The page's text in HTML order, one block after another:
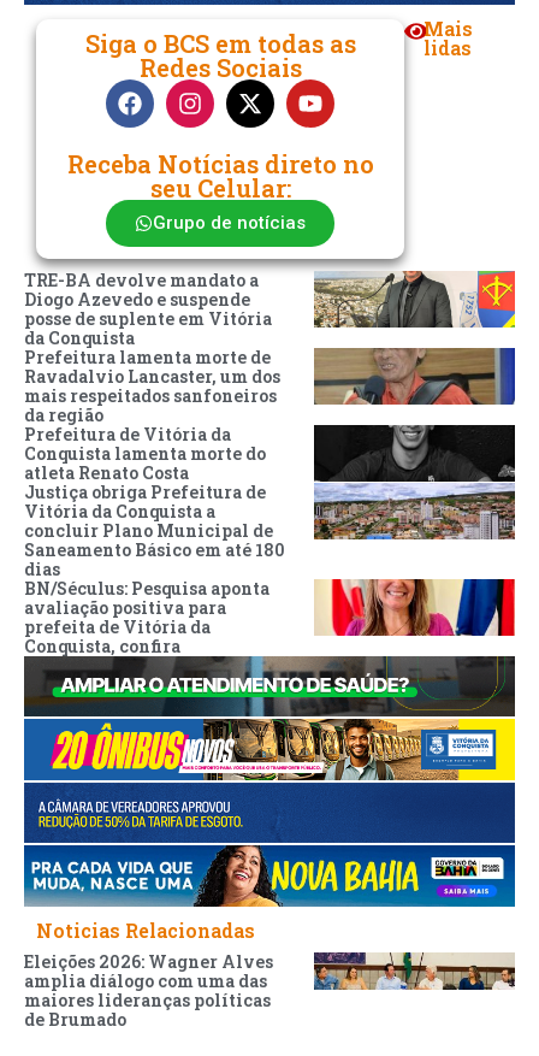
Siga o BCS em todas as
Redes Sociais
Receba Notícias direto no
seu Celular:
Grupo de notícias
Mais
lidas
TRE-BA devolve mandato a
Diogo Azevedo e suspende
posse de suplente em Vitória
da Conquista
Prefeitura lamenta morte de
Ravadalvio Lancaster, um dos
mais respeitados sanfoneiros
da região
Prefeitura de Vitória da
Conquista lamenta morte do
atleta Renato Costa
Justiça obriga Prefeitura de
Vitória da Conquista a
concluir Plano Municipal de
Saneamento Básico em até 180
dias
BN/Séculus: Pesquisa aponta
avaliação positiva para
prefeita de Vitória da
Conquista, confira
Noticias Relacionadas
Eleições 2026: Wagner Alves
amplia diálogo com uma das
maiores lideranças políticas
de Brumado